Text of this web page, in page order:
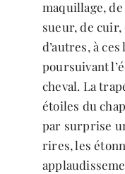
maquillage,
sueur, de
d’autres, à
poursuivant
cheval. La
étoiles du
par surprise
rires, les